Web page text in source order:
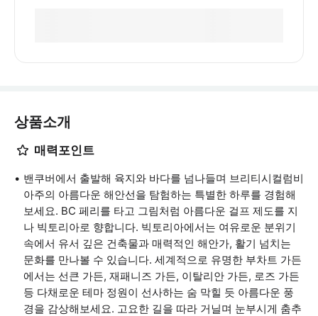
상품소개
매력포인트
밴쿠버에서 출발해 육지와 바다를 넘나들며 브리티시컬럼비
아주의 아름다운 해안선을 탐험하는 특별한 하루를 경험해
보세요. BC 페리를 타고 그림처럼 아름다운 걸프 제도를 지
나 빅토리아로 향합니다. 빅토리아에서는 여유로운 분위기
속에서 유서 깊은 건축물과 매력적인 해안가, 활기 넘치는
문화를 만나볼 수 있습니다. 세계적으로 유명한 부차트 가든
에서는 선큰 가든, 재패니즈 가든, 이탈리안 가든, 로즈 가든
등 다채로운 테마 정원이 선사하는 숨 막힐 듯 아름다운 풍
경을 감상해보세요. 고요한 길을 따라 거닐며 눈부시게 춤추